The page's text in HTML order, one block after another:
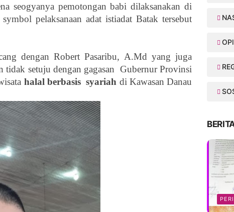
seogyanya pemotongan babi dilaksanakan di
pelaksanaan adat istiadat Batak tersebut
dengan Robert Pasaribu, A.Md yang juga
setuju dengan gagasan Gubernur Provinsi
halal berbasis syariah di Kawasan Danau